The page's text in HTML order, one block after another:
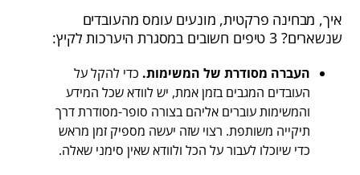
איך, מבחינה פרקטית, מונעים עומס מהעובדים
שנשארים? 3 טיפים חשובים במסגרת היערכות לקיץ:
העברה מסודרת של המשימות. כדי להקל על
העובדים המגבים בזמן אמת, יש לוודא שכל המידע
והמשימות עוברים אליהם בצורה סופר-מסודרת דרך
תיקייה משותפת. רצוי שזה יעשה מספיק זמן מראש
כדי שיוכלו לעבור על הכל ולוודא שאין סימני שאלה.